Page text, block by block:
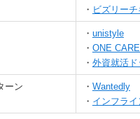
・ ビズリー
・ unistyle
・ ONE
・ 外資就活ド
ーン ・ Wantedly
・ インフラ